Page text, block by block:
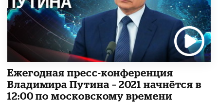
Ежегодная пресс-конференция
Владимира Путина – 2021 начнётся в
12:00 по московскому времени